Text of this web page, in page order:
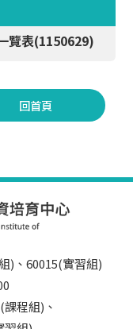
覽表(1150629)
回首頁
)、60015(實習組)
程組)、